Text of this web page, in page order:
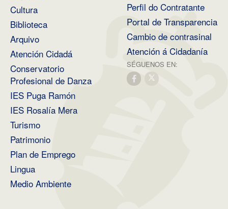
Cultura
Biblioteca
Arquivo
Atención Cidadá
Conservatorio
Profesional de Danza
IES Puga Ramón
IES Rosalía Mera
Turismo
Patrimonio
Plan de Emprego
Lingua
Medio Ambiente
Perfil do Contratante
Portal de Transparencia
Cambio de contrasinal
Atención á Cidadanía
SÉGUENOS EN: